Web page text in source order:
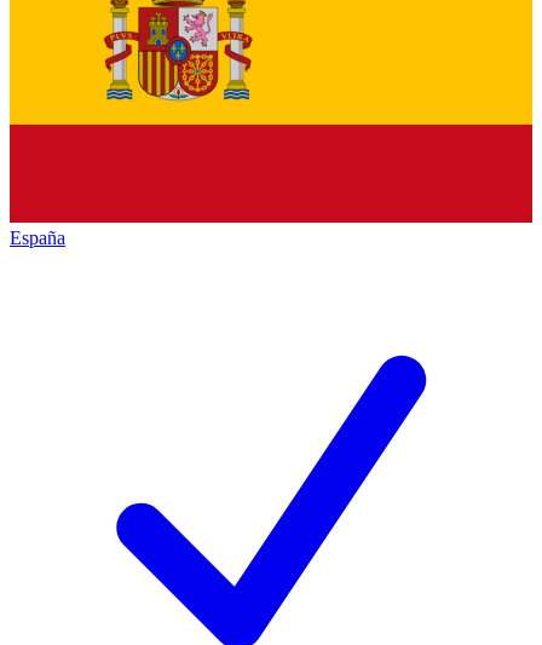
España